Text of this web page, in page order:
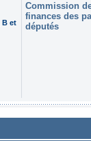
B et
Commission
finances des
députés